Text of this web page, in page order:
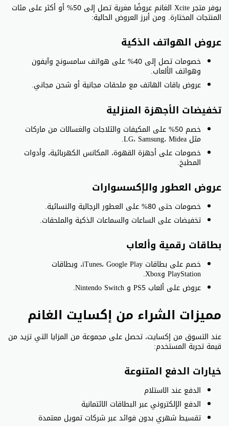
يوفر متجر Xcite الغانم عروضًا مغرية تصل إلى 50% أو أكثر على مئات
المنتجات المختارة. ومن أبرز العروض الحالية:
عروض الهواتف الذكية
خصومات تصل إلى 40% على هواتف سامسونج وآيفون
وهواتف الألعاب.
عروض باقات الهاتف مع ملحقات مجانية أو شحن مجاني.
تخفيضات الأجهزة المنزلية
خصم 50% على المكيفات والثلاجات والغسالات من ماركات
مثل LG، Samsung، Midea.
خصومات على أجهزة القهوة، المكانس الكهربائية، وأدوات
المطبخ.
عروض العطور والإكسسوارات
خصومات حتى 80% على العطور الرجالية والنسائية.
تخفيضات على الساعات والسماعات الذكية والملحقات.
بطاقات رقمية وألعاب
خصم على بطاقات iTunes، Google Play، وبطاقات
PlayStation وXbox.
عروض على ألعاب PS5 و Nintendo Switch.
مميزات الشراء من إكسايت الغانم
عند التسوق من إكسايت، تحصل على مجموعة من المزايا التي تزيد من
قيمة تجربة المستخدم:
خيارات الدفع المتنوعة
الدفع عند الاستلام
الدفع الإلكتروني عبر البطاقات الائتمانية
تقسيط شهري بدون فوائد عبر شركات تمويل معتمدة